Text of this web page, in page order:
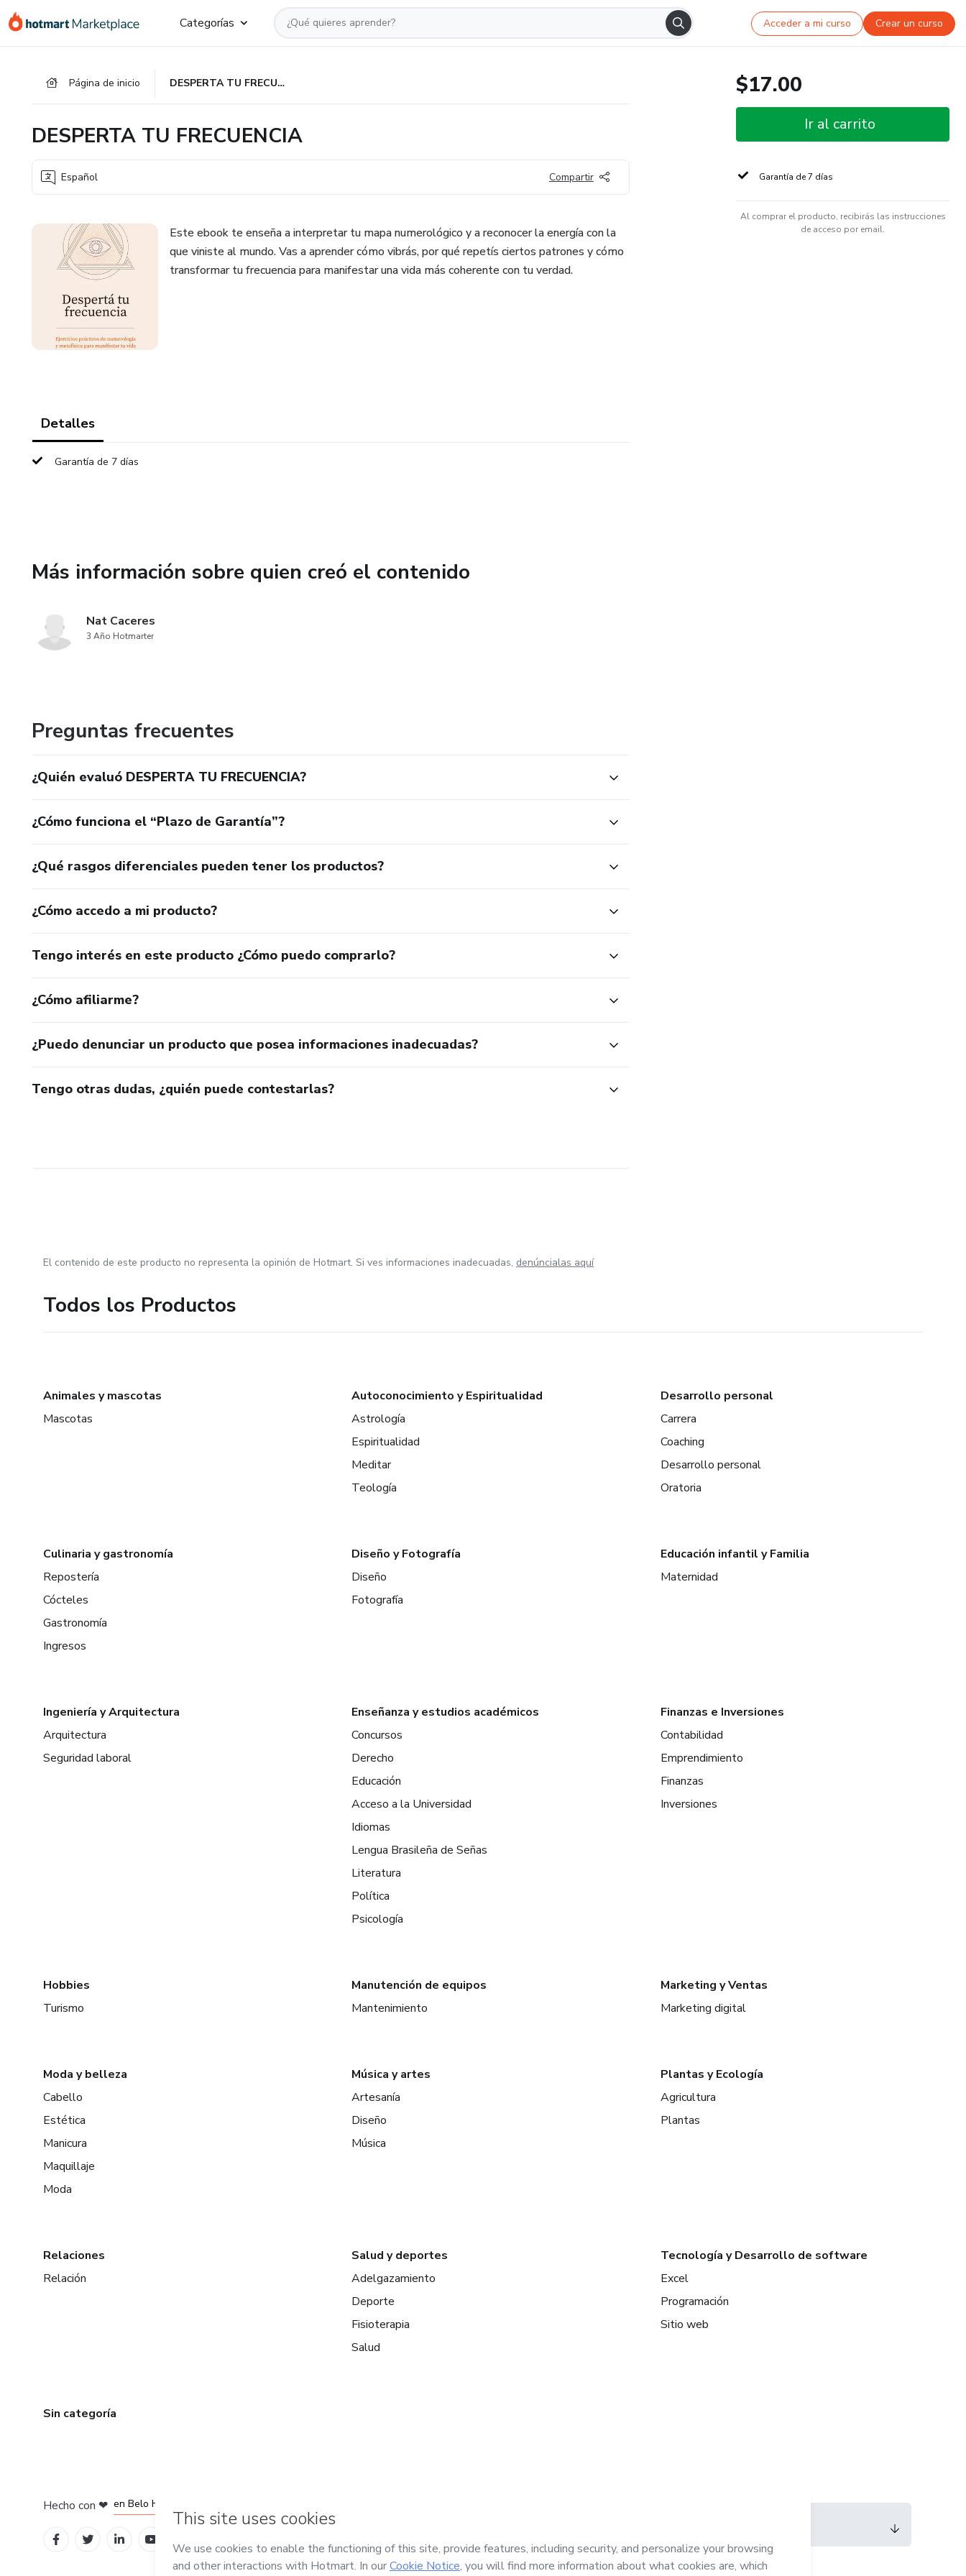
Categorías Acceder a mi curso Crear un curso
Página de inicio DESPERTA TU FRECUENCIA
DESPERTA TU FRECUENCIA
Español Compartir
Este ebook te enseña a interpretar tu mapa numerológico y a reconocer la energía con la
que viniste al mundo. Vas a aprender cómo vibrás, por qué repetís ciertos patrones y cómo
transformar tu frecuencia para manifestar una vida más coherente con tu verdad.
Detalles
Garantía de 7 días
Más información sobre quien creó el contenido
Nat Caceres
3 Año Hotmarter
Preguntas frecuentes
¿Quién evaluó DESPERTA TU FRECUENCIA?
¿Cómo funciona el “Plazo de Garantía”?
¿Qué rasgos diferenciales pueden tener los productos?
¿Cómo accedo a mi producto?
Tengo interés en este producto ¿Cómo puedo comprarlo?
¿Cómo afiliarme?
¿Puedo denunciar un producto que posea informaciones inadecuadas?
Tengo otras dudas, ¿quién puede contestarlas?
$17.00
Ir al carrito
Garantía de 7 días
Al comprar el producto, recibirás las instrucciones
de acceso por email.
El contenido de este producto no representa la opinión de Hotmart. Si ves informaciones inadecuadas, denúncialas aquí
Todos los Productos
Animales y mascotas
Mascotas
Autoconocimiento y Espiritualidad
Astrología
Espiritualidad
Meditar
Teología
Desarrollo personal
Carrera
Coaching
Desarrollo personal
Oratoria
Culinaria y gastronomía
Repostería
Cócteles
Gastronomía
Ingresos
Diseño y Fotografía
Diseño
Fotografía
Educación infantil y Familia
Maternidad
Ingeniería y Arquitectura
Arquitectura
Seguridad laboral
Enseñanza y estudios académicos
Concursos
Derecho
Educación
Acceso a la Universidad
Idiomas
Lengua Brasileña de Señas
Literatura
Política
Psicología
Finanzas e Inversiones
Contabilidad
Emprendimiento
Finanzas
Inversiones
Hobbies
Turismo
Manutención de equipos
Mantenimiento
Marketing y Ventas
Marketing digital
Moda y belleza
Cabello
Estética
Manicura
Maquillaje
Moda
Música y artes
Artesanía
Diseño
Música
Plantas y Ecología
Agricultura
Plantas
Relaciones
Relación
Salud y deportes
Adelgazamiento
Deporte
Fisioterapia
Salud
Tecnología y Desarrollo de software
Excel
Programación
Sitio web
Sin categoría
Hecho con ❤ en Belo Horizonte